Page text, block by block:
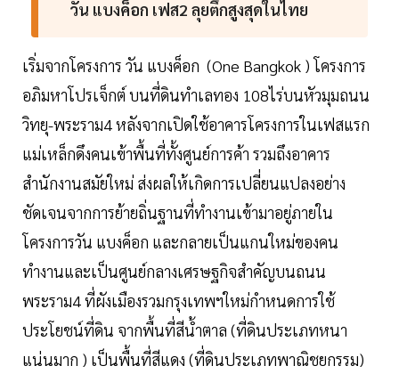
วัน แบงค็อก เฟส2 ลุยตึกสูงสุดในไทย
เริ่มจากโครงการ วัน แบงค็อก (One Bangkok ) โครงการ
อภิมหาโปรเจ็กต์ บนที่ดินทำเลทอง 108ไร่บนหัวมุมถนน
วิทยุ-พระราม4 หลังจากเปิดใช้อาคารโครงการในเฟสแรก
แม่เหล็กดึงคนเข้าพื้นที่ทั้งศูนย์การค้า รวมถึงอาคาร
สำนักงานสมัยใหม่ ส่งผลให้เกิดการเปลี่ยนแปลงอย่าง
ชัดเจนจากการย้ายถิ่นฐานที่ทำงานเข้ามาอยู่ภายใน
โครงการวัน แบงค็อก และกลายเป็นแกนใหม่ของคน
ทำงานและเป็นศูนย์กลางเศรษฐกิจสำคัญบนถนน
พระราม4 ที่ผังเมืองรวมกรุงเทพฯใหม่กำหนดการใช้
ประโยชน์ที่ดิน จากพื้นที่สีน้ำตาล (ที่ดินประเภทหนา
แน่นมาก ) เป็นพื้นที่สีแดง (ที่ดินประเภทพาณิชยกรรม)